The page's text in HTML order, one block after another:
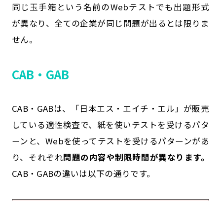
同じ玉手箱という名前のWebテストでも出題形式
が異なり、全ての企業が同じ問題が出るとは限りま
せん。
CAB・GAB
CAB・GABは、「日本エス・エイチ・エル」が販売
している適性検査で、紙を使いテストを受けるパタ
ーンと、Webを使ってテストを受けるパターンがあ
り、それぞれ問題の内容や制限時間が異なります。
CAB・GABの違いは以下の通りです。